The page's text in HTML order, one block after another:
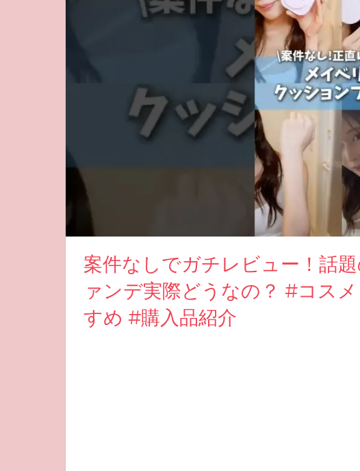
案件なしでガチレビュー！話
ァンデ実際どうなの？ #コス
すめ #購入品紹介